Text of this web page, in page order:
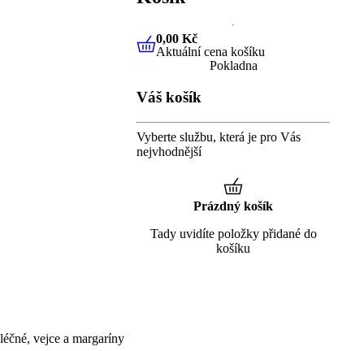
vejce a margaríny
0,00 KčAktuální cena košíku
0,00 Kč
Aktuální cena košíku
Pokladna
Váš košík
Vyberte službu, která je pro Vás
nejvhodnější
Prázdný košík
Tady uvidíte položky přidané do
košíku